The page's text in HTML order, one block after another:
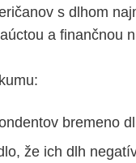
s dlhom
a finančnou
bremeno
že ich dlh